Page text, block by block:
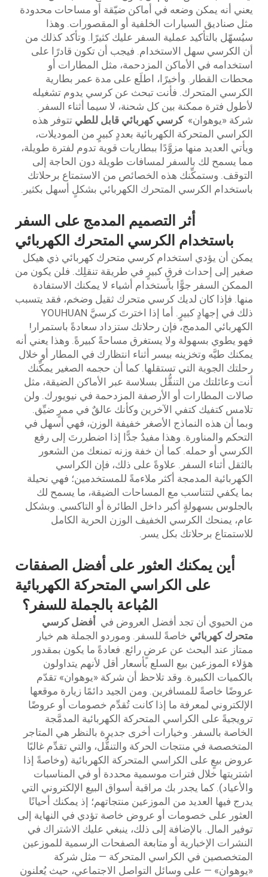
يعني أنه يمكن وضعه في أماكن ضيّقة أو مساحات محدودة
مثل صناديق السيارات الخلفية أو المقصورات. وهذا
سيُسهّل بالتأكيد عملية السفر عليك كثيرًا. وتأكد كذلك من
أن الكرسي سهل الاستخدام. فيجب أن تكون قادرًا على
استخدامه في الأماكن المزدحمة، مثل المطارات أو
محطات القطار. وأخيرًا، اطلَع على مدة عمر بطارية
الكرسي المتحرك. فأنت تبحث عن كرسي يدوم تشغيله
لأطول فترة ممكنة بين كل شحنة، لا سيما أثناء السفر.
شركة «يوهوان» كرسي كهربائي قابل للطي تتوفر هذه
الكراسي المتحركة الكهربائية بعددٍ كبيرٍ من الموديلات،
ويأتي العديد منها مزوَّدًا ببطاريات قوية تدوم لفترة طويلة،
مما يسمح لك بالسفر لمسافات طويلة دون الحاجة إلى
التوقف. وستمكِّنك هذه الخصائص من الاستمتاع برحلاتك
باستخدام الكرسي المتحرك الكهربائي بشكلٍ أسهل بكثير.
أثر التصميم المدمج على السفر
باستخدام الكرسي المتحرك الكهربائي
يمكن أن يؤدي استخدام كرسي متحرك كهربائي ذي هيكل
صغير إلى إحداث فرقٍ كبيرٍ في طريقة تنقلِك. فلن يكون من
الممكن السفر جوًّا باستخدام أشياء لا يمكنك الاستفادة
منها. فإذا كان لديك كرسي متحرك ثقيل وضخم، فقد يتسبب
ذلك في إجهادٍ كبيرٍ. أما إذا اخترتَ كرسيَّ YOUHUAN
الكهربائي المدمج، فإن رحلاتك ستزداد سعادةً باستمرار!
فهو يطوي بسهولة ولا يستغرق مساحةً كبيرةً. وهذا يعني أنه
يمكنك طيَّه وتخزينه بيسر أثناء انتظارك في المطار أو خلال
رحلتك الجوية التي تستقلها. كما أن حجمه الصغير يمكِّنك
أنت وعائلتك من التنقُّل بسلاسة عبر الأماكن الضيقة، مثل
صالات المطارات أو الأرصفة المزدحمة في نيويورك. ولن
تلامس كتفيك كتفي الآخرين وكأنك عالقٌ في ممرٍ ضيِّق.
وبما أن هذه النماذج الأصغر خفيفة الوزن، فهي أسهل في
التحكم والمناورة. وهذا مفيدٌ جدًّا إذا اضطررتَ إلى رفع
الكرسي أو حمله. كما أن خفة وزنه تمنعك من الشعور
بالثقل أثناء السفر. علاوةً على ذلك، فإن الكراسي
الكهربائية المدمجة أكثر ملاءمةً للمستخدمين؛ فهي نحيلة
بما يكفي لتتناسب مع المساحات الضيقة، ما يسمح لك
بالجلوس بسهولةٍ أكبر داخل الطائرة أو التاكسي. وبشكل
عام، يمنحك الكرسي الخفيف الوزن الحرية الكامل
للاستمتاع برحلاتك بكل يسر.
أين يمكنك العثور على أفضل الصفقات
على الكراسي المتحركة الكهربائية
المُباعة بالجملة للسفر؟
من الحيوي أن تجد أفضل العروض في
أفضل كرسي
متحرك كهربائي خاصةً للسفر. وموردو الجملة هم خيار
ممتاز عند البحث عن عرضٍ رائع. فعادةً ما يكون بمقدور
هؤلاء الموزعين بيع السلع بأسعار أقل لأنهم يتداولون
بالكميات الكبيرة. وقد تلاحظ أن شركة «يوهوان» تقدّم
عروضًا خاصةً للمسافرين. ومن الجيد دائمًا زيارة موقعها
الإلكتروني لمعرفة ما إذا كانت تُقدِّم خصومات أو عروضًا
ترويجيةً على الكراسي المتحركة الكهربائية المدمَّجة
الخاصة بالسفر. وخيارات أخرى جديرة بالنظر هي المتاجر
المتخصصة في منتجات الحركة والتنقُّل، والتي تقدِّم غالبًا
عروض بيعٍ على الكراسي المتحركة الكهربائية (وخاصةً إذا
اشتريتها خلال فترات موسمية محددة أو في المناسبات
والأعياد). كما يجدر بك مراقبة أسواق البيع الإلكتروني التي
يدرج فيها العديد من الموزعين منتجاتهم؛ إذ يمكنك أحيانًا
العثور على خصومات أو عروض خاصة تؤدي في النهاية إلى
توفير المال. بالإضافة إلى ذلك، ينبغي عليك الاشتراك في
النشرات الإخبارية أو متابعة الصفحات الرسمية للموزعين
المتخصصين في الكراسي المتحركة — مثل شركة
«يوهوان» — على وسائل التواصل الاجتماعي، حيث يُعلنون